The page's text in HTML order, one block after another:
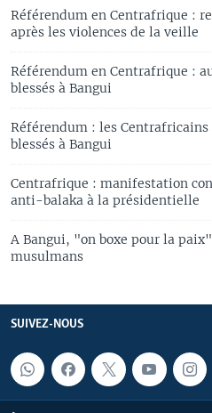
Référendum en Centrafrique :
après les violences de la veille
Référendum en Centrafrique :
blessés à Bangui
Référendum : les
blessés à Bangui
Centrafrique : manifestation
anti-balaka à la présidentielle
A Bangui, "on boxe pour la
musulmans
SUIVEZ-NOUS